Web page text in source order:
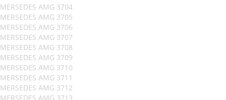
MERSEDES AMG 3704
MERSEDES AMG 3705
MERSEDES AMG 3706
MERSEDES AMG 3707
MERSEDES AMG 3708
MERSEDES AMG 3709
MERSEDES AMG 3710
MERSEDES AMG 3711
MERSEDES AMG 3712
MERSEDES AMG 3713